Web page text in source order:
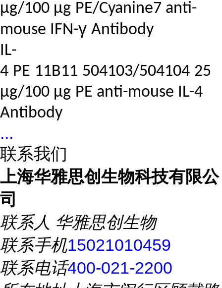
μg/100 μg PE/Cyanine7 anti-
mouse IFN-γ Antibody
IL-
4 PE 11B11 504103/504104 25
μg/100 μg PE anti-mouse IL-4
Antibody
...
联系我们
上海华雅思创生物科技有限公
司
联系人 华雅思创生物
联系手机15021010459
联系电话400-021-2200